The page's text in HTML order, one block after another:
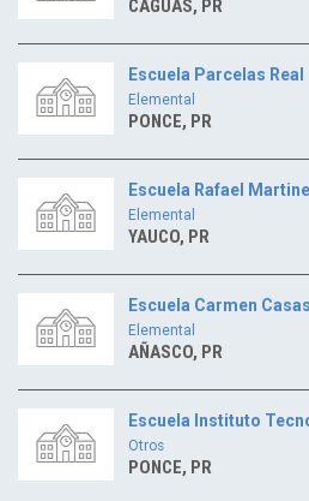
CAGUAS, PR
Escuela Parcelas Real
Elemental
PONCE, PR
Escuela Rafael
Elemental
YAUCO, PR
Escuela Carmen
Elemental
AÑASCO, PR
Escuela Instituto
Otros
PONCE, PR